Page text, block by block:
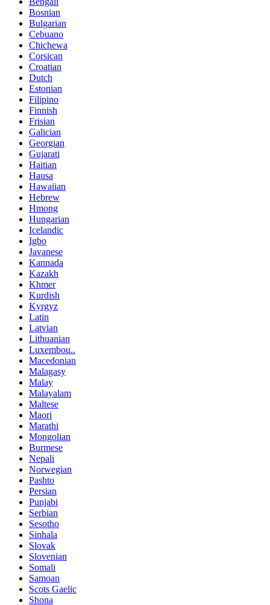
Bosnian
Bulgarian
Cebuano
Chichewa
Corsican
Croatian
Dutch
Estonian
Filipino
Finnish
Frisian
Galician
Georgian
Gujarati
Haitian
Hausa
Hawaiian
Hebrew
Hmong
Hungarian
Icelandic
Igbo
Javanese
Kannada
Kazakh
Khmer
Kurdish
Kyrgyz
Latin
Latvian
Lithuanian
Luxembou..
Macedonian
Malagasy
Malay
Malayalam
Maltese
Maori
Marathi
Mongolian
Burmese
Nepali
Norwegian
Pashto
Persian
Punjabi
Serbian
Sesotho
Sinhala
Slovak
Slovenian
Somali
Samoan
Scots Gaelic
Shona